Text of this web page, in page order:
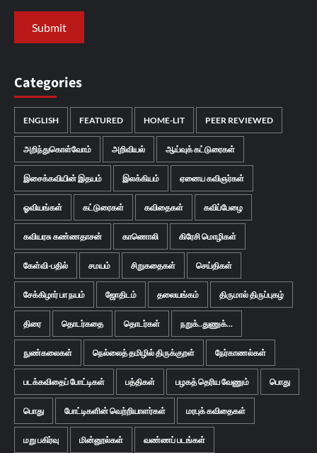
Categories
ENGLISH FEATURED HOME-LIT PEER REVIEWED
அறிந்துகொள்வோம் அறிவியல் ஆய்வுக் கட்டுரைகள்
இசைக்கவியின் இதயம் இலக்கியம் ஏனைய கவிஞர்கள்
ஓவியங்கள் கட்டுரைகள் கவிதைகள் கவிப்பேழை
கவியரசு கண்ணதாசன் காணொலி கிரேசி மொழிகள்
கேள்வி-பதில் சமயம் சிறுகதைகள் செய்திகள்
சேக்கிழார் பா நயம் ஜோதிடம் தலையங்கம் திருமால் திருப்புகழ்
திரை தொடர்கதை தொடர்கள் நறுக்..துணுக்...
நுண்கலைகள் நெல்லைத் தமிழில் திருக்குறள் நேர்காணல்கள்
படக்கவிதைப் போட்டிகள் பத்திகள் பழகத் தெரிய வேணும் பொது
பொது போட்டிகளின் வெற்றியாளர்கள் மரபுக் கவிதைகள்
மறு பகிர்வு மின்னூல்கள் வண்ணப் படங்கள்